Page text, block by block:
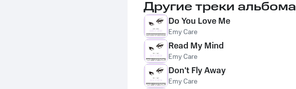
Другие треки альбома
Do You Love Me
Emy Care
Read My Mind
Emy Care
Don't Fly Away
Emy Care